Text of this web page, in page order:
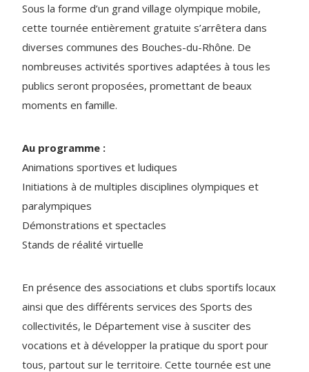
Sous la forme d’un grand village olympique mobile,
cette tournée entièrement gratuite s’arrêtera dans
diverses communes des Bouches-du-Rhône. De
nombreuses activités sportives adaptées à tous les
publics seront proposées, promettant de beaux
moments en famille.
Au programme :
Animations sportives et ludiques
Initiations à de multiples disciplines olympiques et
paralympiques
Démonstrations et spectacles
Stands de réalité virtuelle
En présence des associations et clubs sportifs locaux
ainsi que des différents services des Sports des
collectivités, le Département vise à susciter des
vocations et à développer la pratique du sport pour
tous, partout sur le territoire. Cette tournée est une